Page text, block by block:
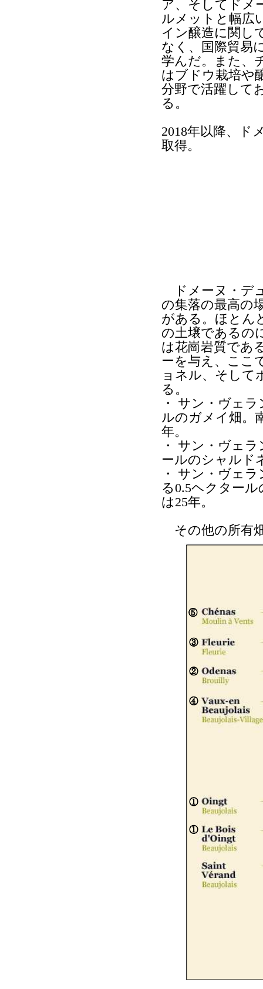
ア、そしてドメ
ルメットと幅広
イン醸造に関し
なく、国際貿易
学んだ。また、
はブドウ栽培や
分野で活躍して
る。
2018年以降、ド
取得。
ドメーヌ・デ
の集落の最高の
がある。ほとん
の土壌であるの
は花崗岩質であ
ーを与え、ここ
ョネル、そして
る。
・ サン・ヴェ
ルのガメイ畑。
年。
・ サン・ヴェ
ールのシャルド
・ サン・ヴェ
る0.5ヘクター
は25年。
その他の所